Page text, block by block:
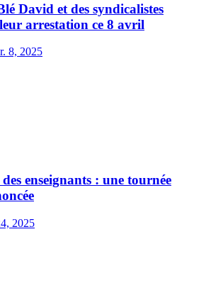
David et des syndicalistes
arrestation ce 8 avril
8, 2025
enseignants : une tournée
2025